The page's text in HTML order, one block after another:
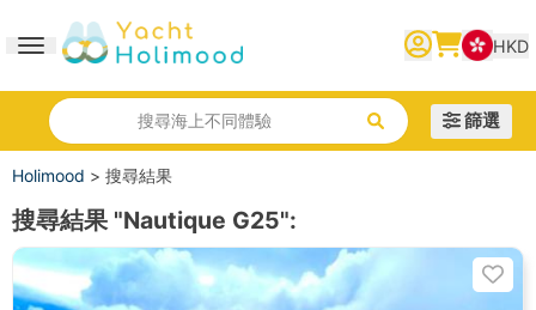
Toggle navigation
繁體中文 English 简体中文
HKD
搜尋海上不同體驗 篩選
Holimood > 搜尋結果
搜尋結果 "Nautique G25":